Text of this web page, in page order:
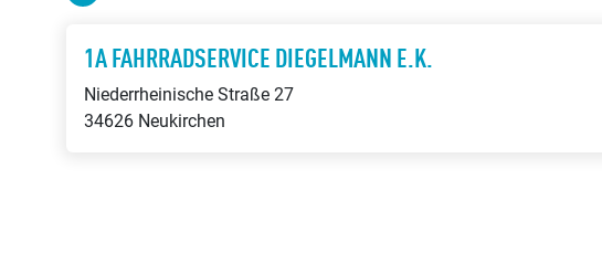
1A FAHRRADSERVICE DIEGELMANN E.K.
Niederrheinische Straße 27
34626 Neukirchen